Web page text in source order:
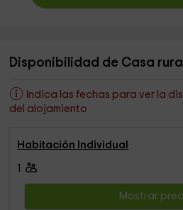
Disponibilidad de Casa rural
Indica las fechas para ver la
del alojamiento
Habitación Individual
Mostrar